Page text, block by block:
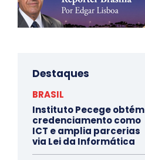
Destaques
BRASIL
Instituto Pecege obtém
credenciamento como
ICT e amplia parcerias
via Lei da Informática